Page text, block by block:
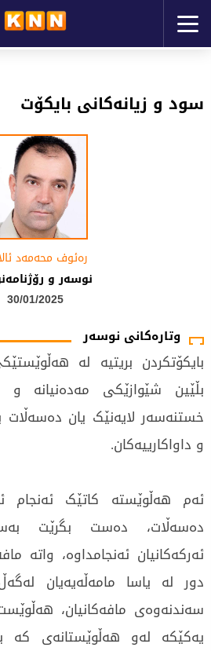
سود و زیانەکانی بایکۆت
رەئوف محەمەد
نوسەر و
30/01/2025
وتارەکانی نوسەر
بایکۆتکردن بریتیە لە
بڵێین شێوازێکی مەدەنیانە و
خستنەسەر لایەنێک یان
و داواکارییەکان.
ئەم هەڵوێستە کاتێک ئەنجام
دەسەڵات، دەست بگرێت
ئەرکەکانیان ئەنجامداوە، واتە
دور لە یاسا مامەڵەیەیان
سەندنەوەی مافەکانیان،
یەکێکە لەو هەڵوێستانەی